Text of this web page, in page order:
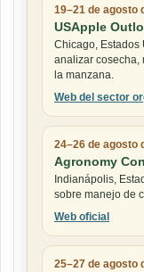
19–21 de agosto
USApple
Chicago, Estados
analizar cosecha,
la manzana.
Web del sector
24–26 de agosto
Agronomy
Indianápolis,
sobre manejo de
Web oficial
25–27 de agosto